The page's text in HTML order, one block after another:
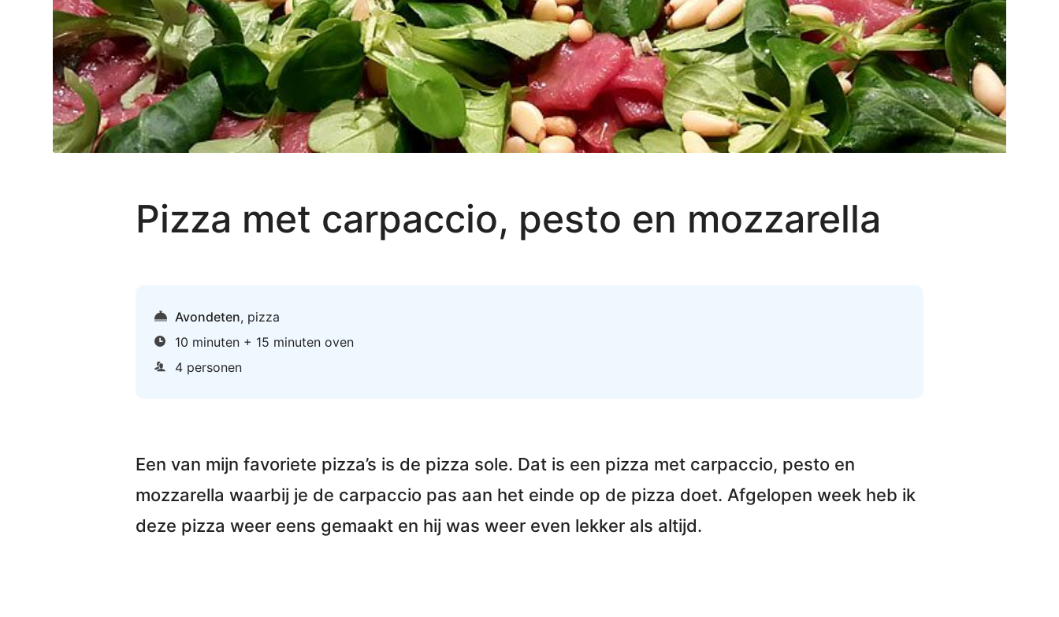
Pizza met carpaccio, pesto en mozzarella
Avondeten, pizza
10 minuten + 15 minuten oven
4 personen
Een van mijn favoriete pizza’s is de pizza sole. Dat is een pizza met carpaccio, pesto en
mozzarella waarbij je de carpaccio pas aan het einde op de pizza doet. Afgelopen week heb ik
deze pizza weer eens gemaakt en hij was weer even lekker als altijd.